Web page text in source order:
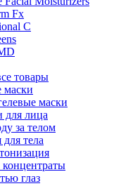
Fx
C
товары
маски
маски
для лица
за телом
тела
глаз